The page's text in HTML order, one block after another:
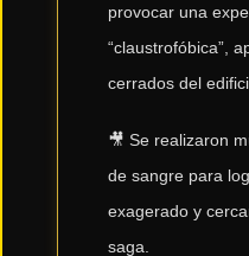
provocar una
“claustrofóbica”,
cerrados del
🎥 Se realizaron
de sangre para
exagerado y
saga.